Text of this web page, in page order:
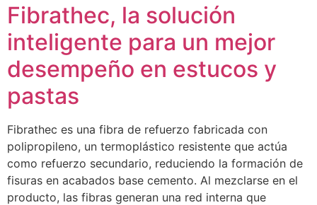
Fibrathec, la solución
inteligente para un mejor
desempeño en estucos y
pastas
Fibrathec es una fibra de refuerzo fabricada con
polipropileno, un termoplástico resistente que actúa
como refuerzo secundario, reduciendo la formación de
fisuras en acabados base cemento. Al mezclarse en el
producto, las fibras generan una red interna que